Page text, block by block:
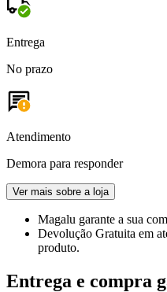
Entrega
No prazo
Atendimento
Demora para responder
Ver mais sobre a loja
Magalu garante a sua
Devolução Gratuita em
produto.
Entrega e compra